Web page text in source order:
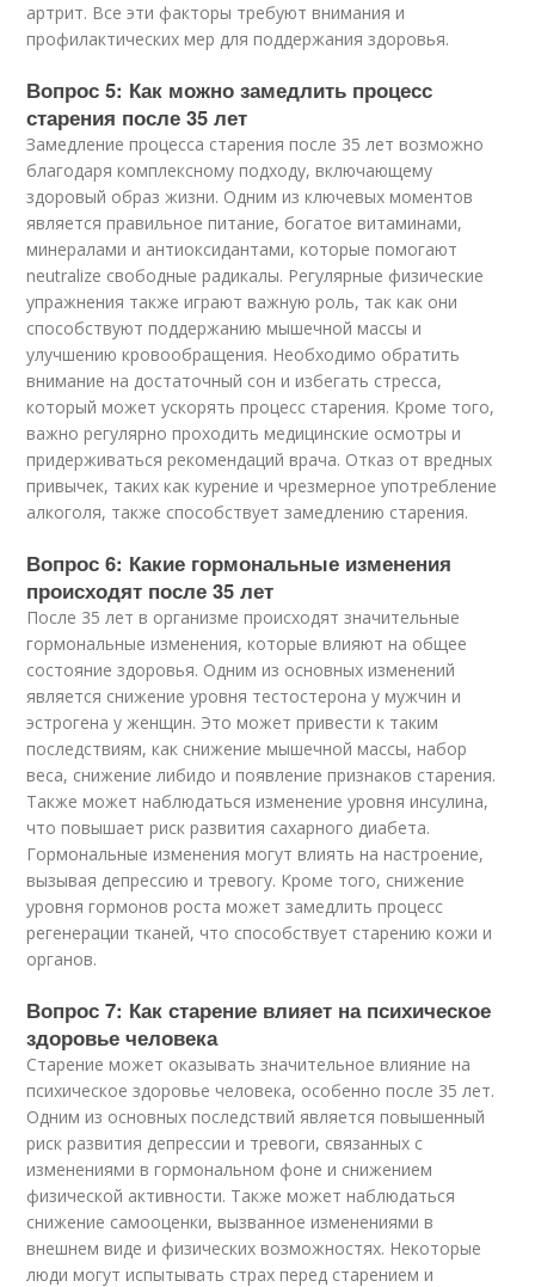
артрит. Все эти факторы требуют внимания и
профилактических мер для поддержания здоровья.
Вопрос 5: Как можно замедлить процесс
старения после 35 лет
Замедление процесса старения после 35 лет возможно
благодаря комплексному подходу, включающему
здоровый образ жизни. Одним из ключевых моментов
является правильное питание, богатое витаминами,
минералами и антиоксидантами, которые помогают
neutralize свободные радикалы. Регулярные физические
упражнения также играют важную роль, так как они
способствуют поддержанию мышечной массы и
улучшению кровообращения. Необходимо обратить
внимание на достаточный сон и избегать стресса,
который может ускорять процесс старения. Кроме того,
важно регулярно проходить медицинские осмотры и
придерживаться рекомендаций врача. Отказ от вредных
привычек, таких как курение и чрезмерное употребление
алкоголя, также способствует замедлению старения.
Вопрос 6: Какие гормональные изменения
происходят после 35 лет
После 35 лет в организме происходят значительные
гормональные изменения, которые влияют на общее
состояние здоровья. Одним из основных изменений
является снижение уровня тестостерона у мужчин и
эстрогена у женщин. Это может привести к таким
последствиям, как снижение мышечной массы, набор
веса, снижение либидо и появление признаков старения.
Также может наблюдаться изменение уровня инсулина,
что повышает риск развития сахарного диабета.
Гормональные изменения могут влиять на настроение,
вызывая депрессию и тревогу. Кроме того, снижение
уровня гормонов роста может замедлить процесс
регенерации тканей, что способствует старению кожи и
органов.
Вопрос 7: Как старение влияет на психическое
здоровье человека
Старение может оказывать значительное влияние на
психическое здоровье человека, особенно после 35 лет.
Одним из основных последствий является повышенный
риск развития депрессии и тревоги, связанных с
изменениями в гормональном фоне и снижением
физической активности. Также может наблюдаться
снижение самооценки, вызванное изменениями в
внешнем виде и физических возможностях. Некоторые
люди могут испытывать страх перед старением и